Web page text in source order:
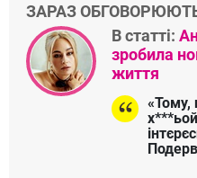
ЗАРАЗ
В статті:
зробила
життя
«Тому,